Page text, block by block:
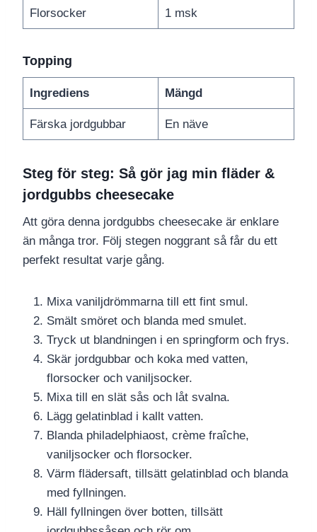
Florsocker 1 msk
Topping
Ingrediens Mängd
Färska jordgubbar En näve
Steg för steg: Så gör jag min fläder &
jordgubbs cheesecake
Att göra denna jordgubbs cheesecake är enklare
än många tror. Följ stegen noggrant så får du ett
perfekt resultat varje gång.
Mixa vaniljdrömmarna till ett fint smul.
Smält smöret och blanda med smulet.
Tryck ut blandningen i en springform och frys.
Skär jordgubbar och koka med vatten,
florsocker och vaniljsocker.
Mixa till en slät sås och låt svalna.
Lägg gelatinblad i kallt vatten.
Blanda philadelphiaost, crème fraîche,
vaniljsocker och florsocker.
Värm flädersaft, tillsätt gelatinblad och blanda
med fyllningen.
Häll fyllningen över botten, tillsätt